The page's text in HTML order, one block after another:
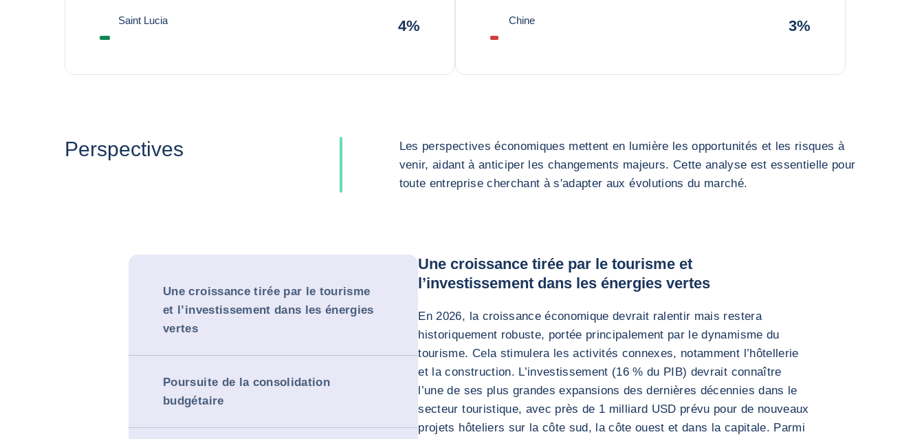
Saint Lucia 4% Chine 3%
Perspectives
Les perspectives économiques mettent en lumière les opportunités et les risques à
venir, aidant à anticiper les changements majeurs. Cette analyse est essentielle pour
toute entreprise cherchant à s'adapter aux évolutions du marché.
Une croissance tirée par le tourisme
et l’investissement dans les énergies
vertes
Poursuite de la consolidation
budgétaire
Une croissance tirée par le tourisme et
l’investissement dans les énergies vertes
En 2026, la croissance économique devrait ralentir mais restera
historiquement robuste, portée principalement par le dynamisme du
tourisme. Cela stimulera les activités connexes, notamment l’hôtellerie
et la construction. L’investissement (16 % du PIB) devrait connaître
l’une de ses plus grandes expansions des dernières décennies dans le
secteur touristique, avec près de 1 milliard USD prévu pour de nouveaux
projets hôteliers sur la côte sud, la côte ouest et dans la capitale. Parmi